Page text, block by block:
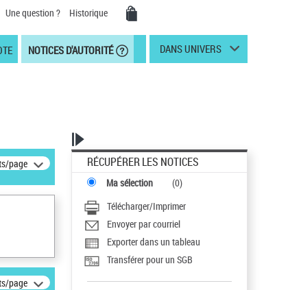
Une question ? Historique
NOTICES D'AUTORITÉ DANS UNIVERS
page
page
RÉCUPÉRER LES NOTICES
Ma sélection (0)
Télécharger/Imprimer
Envoyer par courriel
Exporter dans un tableau
Transférer pour un SGB